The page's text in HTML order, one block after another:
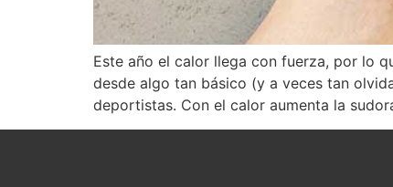
Este año el calor llega con fuerza, por lo
desde algo tan básico (y a veces tan
deportistas. Con el calor aumenta la